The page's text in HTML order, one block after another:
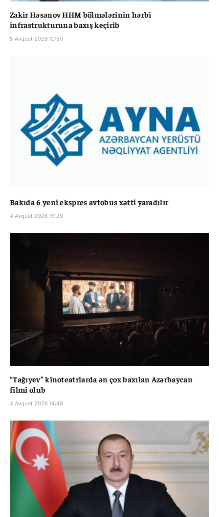
Zakir Həsənov HHM bölmələrinin hərbi
infrastrukturuna baxış keçirib
5 Avqust 2026 10:50
Bakıda 6 yeni ekspres avtobus xətti yaradılır
4 Avqust 2026 15:29
“Tağıyev” kinoteatrlarda ən çox baxılan Azərbaycan
filmi olub
4 Avqust 2026 14:49